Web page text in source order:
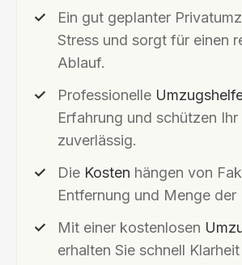
Ein gut geplanter
Stress und sorgt für einen
Ablauf.
Professionelle
Erfahrung und schützen
zuverlässig.
Die Kosten hängen von
Entfernung und Menge der
Mit einer kostenlosen
erhalten Sie schnell